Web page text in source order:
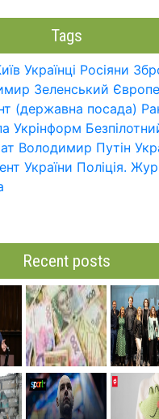
Tags
Українці Росіяни
Зеленський
(державна посада)
Укрінформ
Володимир Путін
України Поліція.
Recent posts